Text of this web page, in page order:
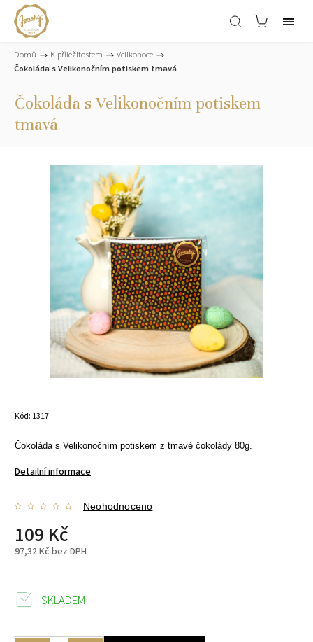
Domů / K příležitostem / Velikonoce /
Čokoláda s Velikonočním potiskem tmavá
Čokoláda s Velikonočním potiskem
tmavá
Kód: 1317
Čokoláda s Velikonočním potiskem z tmavé čokolády 80g.
Detailní informace
Neohodnoceno
109 Kč
97,32 Kč bez DPH
SKLADEM